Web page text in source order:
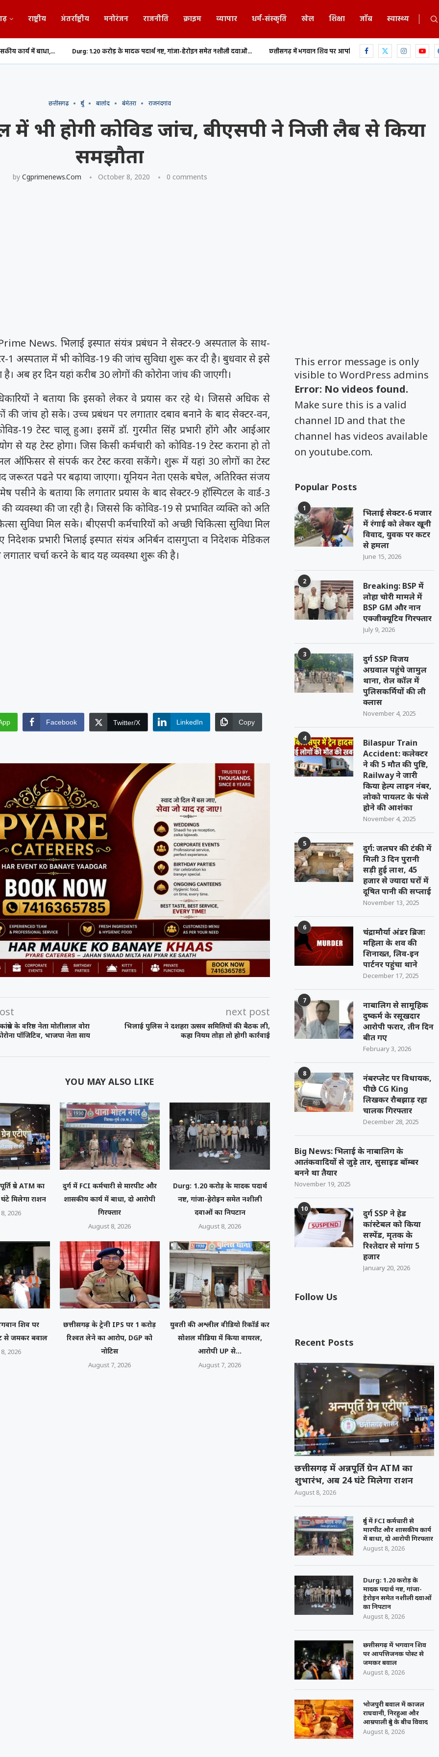
राष्ट्रीय अंतर्राष्ट्रीय मनोरंजन राजनीति क्राइम व्यापार धर्म-संस्कृति खेल शिक्षा जॉब स्वास्थ्य
Durg: 1.20 करोड़ के मादक पदार्थ नष्ट, गांजा-हेरोइन समेत नशीली दवाओं... छत्तीसगढ़ में भगवान शिव पर आपत्तिजनक पोस्ट से जमकर बवाल भोजपुरी बवाल में
छत्तीसगढ़ दुर्ग बालोद बेमेतरा राजनंदगांव
में भी होगी कोविड जांच, बीएसपी ने निजी लैब से किया
समझौता
by Cgprimenews.com October 8, 2020 0 comments
News. भिलाई इस्पात संयंत्र प्रबंधन ने सेक्टर-9 अस्पताल के साथ-
1 अस्पताल में भी कोविड-19 की जांच सुविधा शुरू कर दी है। बुधवार से इसे
अब हर दिन यहां करीब 30 लोगों की कोरोना जांच की जाएगी।
ने बताया कि इसको लेकर वे प्रयास कर रहे थे। जिससे अधिक से
की जांच हो सके। उच्च प्रबंधन पर लगातार दबाव बनाने के बाद सेक्टर-वन,
19 टेस्ट चालू हुआ। इसमें डॉ. गुरमीत सिंह प्रभारी होंगे और आईआर
से यह टेस्ट होगा। जिस किसी कर्मचारी को कोविड-19 टेस्ट कराना हो तो
ऑफिसर से संपर्क कर टेस्ट करवा सकेंगे। शुरू में यहां 30 लोगों का टेस्ट
जरूरत पढऩे पर बढ़ाया जाएगा। यूनियन नेता एसके बघेल, अतिरिक्त संजय
पसीने के बताया कि लगातार प्रयास के बाद सेक्टर-9 हॉस्पिटल के वार्ड-3
व्यवस्था की जा रही है। जिससे कि कोविड-19 से प्रभावित व्यक्ति को अति
सुविधा मिल सके। बीएसपी कर्मचारियों को अच्छी चिकित्सा सुविधा मिल
प्रभारी भिलाई इस्पात संयंत्र अनिर्बन दासगुप्ता व निदेशक मेडिकल
चर्चा करने के बाद यह व्यवस्था शुरू की है।
Facebook Twitter/X LinkedIn Copy
के वरिष्ठ नेता मोतीलाल वोरा
पॉजिटिव, भाजपा नेता साय
next post
भिलाई पुलिस ने दशहरा उत्सव समितियों की बैठक ली,
कहा नियम तोड़ा तो होगी कार्रवाई
YOU MAY ALSO LIKE
ग्रेन ATM का
मिलेगा राशन
2026
दुर्ग में FCI कर्मचारी से मारपीट और
शासकीय कार्य में बाधा, दो आरोपी
गिरफ्तार
August 8, 2026
Durg: 1.20 करोड़ के मादक पदार्थ
नष्ट, गांजा-हेरोइन समेत नशीली
दवाओं का निपटान
August 8, 2026
शिव पर
से जमकर बवाल
2026
छत्तीसगढ़ के ट्रेनी IPS पर 1 करोड़
रिश्वत लेने का आरोप, DGP को
नोटिस
August 7, 2026
युवती की अश्लील वीडियो रिकॉर्ड कर
सोशल मीडिया में किया वायरल,
आरोपी UP से...
August 7, 2026
This error message is only
visible to WordPress admins
Error: No videos found.
Make sure this is a valid
channel ID and that the
channel has videos available
on youtube.com.
Popular Posts
1
भिलाई सेक्टर-6 मजार
में रंगाई को लेकर खूनी
विवाद, युवक पर कटर
से हमला
June 15, 2026
2
Breaking: BSP में
लोहा चोरी मामले में
BSP GM और नान
एक्जीक्यूटिव गिरफ्तार
July 9, 2026
3
दुर्ग SSP विजय
अग्रवाल पहुंचे जामुल
थाना, रोल कॉल में
पुलिसकर्मियों की ली
क्लास
November 4, 2025
4
Bilaspur Train
Accident: कलेक्टर
ने की 5 मौत की पुष्टि,
Railway ने जारी
किया हेल्प लाइन नंबर,
लोको पायलट के फंसे
होने की आशंका
November 4, 2025
5
दुर्ग: जलघर की टंकी में
मिली 3 दिन पुरानी
सड़ी हुई लाश, 45
हजार से ज्यादा घरों में
दूषित पानी की सप्लाई
November 13, 2025
6
चंद्रामौर्या अंडर ब्रिजः
महिला के शव की
शिनाख्त, लिव-इन
पार्टनर पहुंचा थाने
December 17, 2025
7
नाबालिग से सामूहिक
दुष्कर्म के रसूखदार
आरोपी फरार, तीन दिन
बीत गए
February 3, 2026
8
नंबरप्लेट पर विधायक,
पीछे CG King
लिखकर रौबझाड़ रहा
चालक गिरफ्तार
December 28, 2025
Big News: भिलाई के नाबालिग के
आतंकवादियों से जुड़े तार, सुसाइड बॉम्बर
बनने था तैयार
November 19, 2025
10
दुर्ग SSP ने हेड
कांस्टेबल को किया
सस्पेंड, मृतक के
रिश्तेदार से मांगा 5
हजार
January 20, 2026
Follow Us
Recent Posts
छत्तीसगढ़ में अन्नपूर्ति ग्रेन ATM का
शुभारंभ, अब 24 घंटे मिलेगा राशन
August 8, 2026
दुर्ग में FCI कर्मचारी से
मारपीट और शासकीय कार्य
में बाधा, दो आरोपी गिरफ्तार
August 8, 2026
Durg: 1.20 करोड़ के
मादक पदार्थ नष्ट, गांजा-
हेरोइन समेत नशीली दवाओं
का निपटान
August 8, 2026
छत्तीसगढ़ में भगवान शिव
पर आपत्तिजनक पोस्ट से
जमकर बवाल
August 8, 2026
भोजपुरी बवाल में काजल
राघवानी, निरहुआ और
आम्रपाली दुबे के बीच विवाद
August 8, 2026
कहा
रैना समेत 6
के फिल्म
चक...